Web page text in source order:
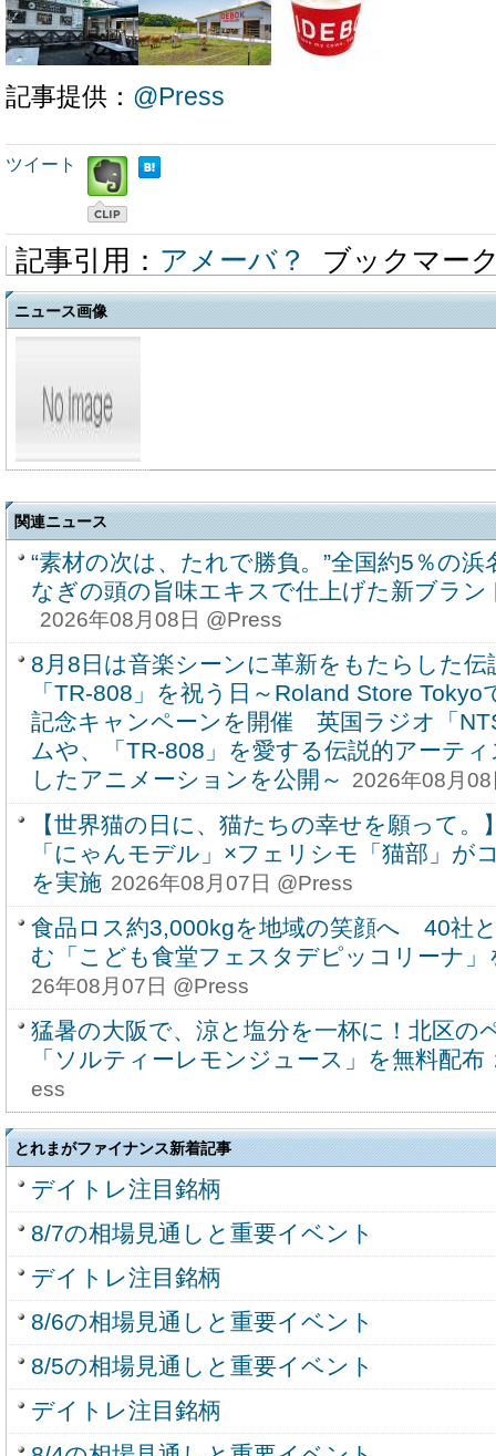
記事提供： @Press
ツイート
記事引用： アメーバ？ ブックマー
ニュース画像
関連ニュース
“素材の次は、たれで勝負。”全国約5％の
なぎの頭の旨味エキスで仕上げた新ブラン
2026年08月08日 @Press
8月8日は音楽シーンに革新をもたらした
「TR-808」を祝う日～Roland Store
記念キャンペーンを開催 英国ラジオ「
ムや、「TR-808」を愛する伝説的アーテ
したアニメーションを公開～
2026年08月
【世界猫の日に、猫たちの幸せを願って
「にゃんモデル」×フェリシモ「猫部」が
を実施 2026年08月07日 @Press
食品ロス約3,000kgを地域の笑顔へ 40社
む「こども食堂フェスタデピッコリーナ」
26年08月07日 @Press
猛暑の大阪で、涼と塩分を一杯に！北区の
「ソルティーレモンジュース」を無料配布
ess
とれまがファイナンス新着記事
デイトレ注目銘柄
8/7の相場見通しと重要イベント
デイトレ注目銘柄
8/6の相場見通しと重要イベント
8/5の相場見通しと重要イベント
デイトレ注目銘柄